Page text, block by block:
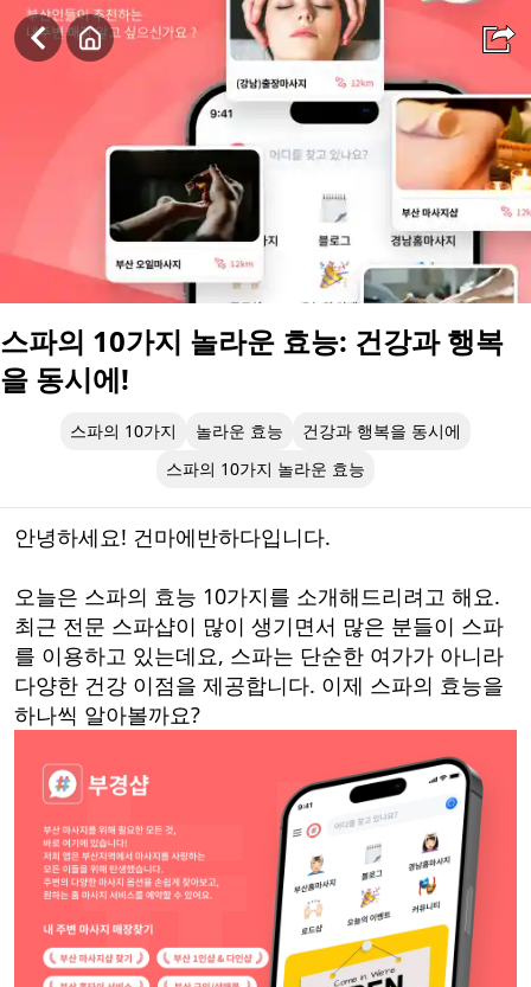
스파의 10가지 놀라운 효능: 건강과 행복을 동시에!
스파의 10가지 놀라운 효능: 건강과 행복
을 동시에!
스파의 10가지 놀라운 효능
건강과 행복을 동시에
스파의 10가지 놀라운 효능
안녕하세요! 건마에반하다입니다.
오늘은 스파의 효능 10가지를 소개해드리려고 해요.
최근 전문 스파샵이 많이 생기면서 많은 분들이 스파
를 이용하고 있는데요, 스파는 단순한 여가가 아니라
다양한 건강 이점을 제공합니다. 이제 스파의 효능을
하나씩 알아볼까요?